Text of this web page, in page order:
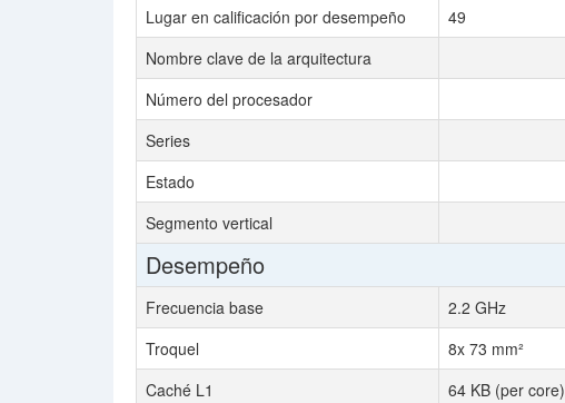
Lugar en calificación por desempeño
49
Nombre clave de la arquitectura
Número del procesador
Series
Estado
Segmento vertical
Desempeño
Frecuencia base 2.2 GHz
Troquel
8x 73 mm²
Caché L1
64 KB (per core)